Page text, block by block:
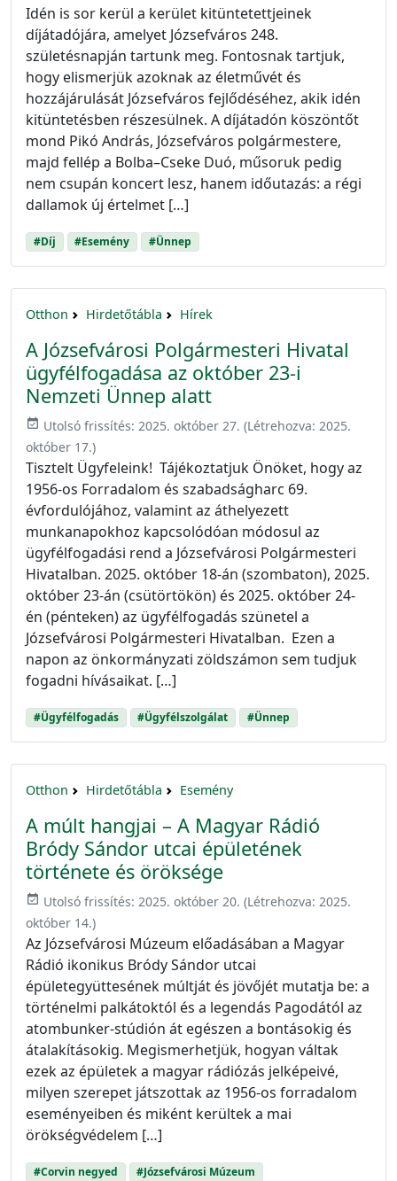
Idén is sor kerül a kerület kitüntetettjeinek
díjátadójára, amelyet Józsefváros 248.
születésnapján tartunk meg. Fontosnak tartjuk,
hogy elismerjük azoknak az életművét és
hozzájárulását Józsefváros fejlődéséhez, akik idén
kitüntetésben részesülnek. A díjátadón köszöntőt
mond Pikó András, Józsefváros polgármestere,
majd fellép a Bolba–Cseke Duó, műsoruk pedig
nem csupán koncert lesz, hanem időutazás: a régi
dallamok új értelmet […]
#Díj #Esemény #Ünnep
Otthon Hirdetőtábla Hírek
A Józsefvárosi Polgármesteri Hivatal
ügyfélfogadása az október 23-i
Nemzeti Ünnep alatt
event_available Utolsó frissítés: 2025. október 27. (Létrehozva: 2025.
október 17.)
Tisztelt Ügyfeleink! Tájékoztatjuk Önöket, hogy az
1956-os Forradalom és szabadságharc 69.
évfordulójához, valamint az áthelyezett
munkanapokhoz kapcsolódóan módosul az
ügyfélfogadási rend a Józsefvárosi Polgármesteri
Hivatalban. 2025. október 18-án (szombaton), 2025.
október 23-án (csütörtökön) és 2025. október 24-
én (pénteken) az ügyfélfogadás szünetel a
Józsefvárosi Polgármesteri Hivatalban. Ezen a
napon az önkormányzati zöldszámon sem tudjuk
fogadni hívásaikat. […]
#Ügyfélfogadás #Ügyfélszolgálat #Ünnep
Otthon Hirdetőtábla Esemény
A múlt hangjai – A Magyar Rádió
Bródy Sándor utcai épületének
története és öröksége
event_available Utolsó frissítés: 2025. október 20. (Létrehozva: 2025.
október 14.)
Az Józsefvárosi Múzeum előadásában a Magyar
Rádió ikonikus Bródy Sándor utcai
épületegyüttesének múltját és jövőjét mutatja be: a
történelmi palkátoktól és a legendás Pagodától az
atombunker-stúdión át egészen a bontásokig és
átalakításokig. Megismerhetjük, hogyan váltak
ezek az épületek a magyar rádiózás jelképeivé,
milyen szerepet játszottak az 1956-os forradalom
eseményeiben és miként kerültek a mai
örökségvédelem […]
#Corvin negyed
#Józsefvárosi Múzeum